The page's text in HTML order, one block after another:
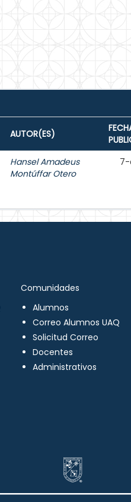
AUTOR(ES)
Hansel Amadeus
Montúffar Otero
7-
Comunidades
Alumnos
Correo Alumnos UAQ
Solicitud Correo
Docentes
Administrativos